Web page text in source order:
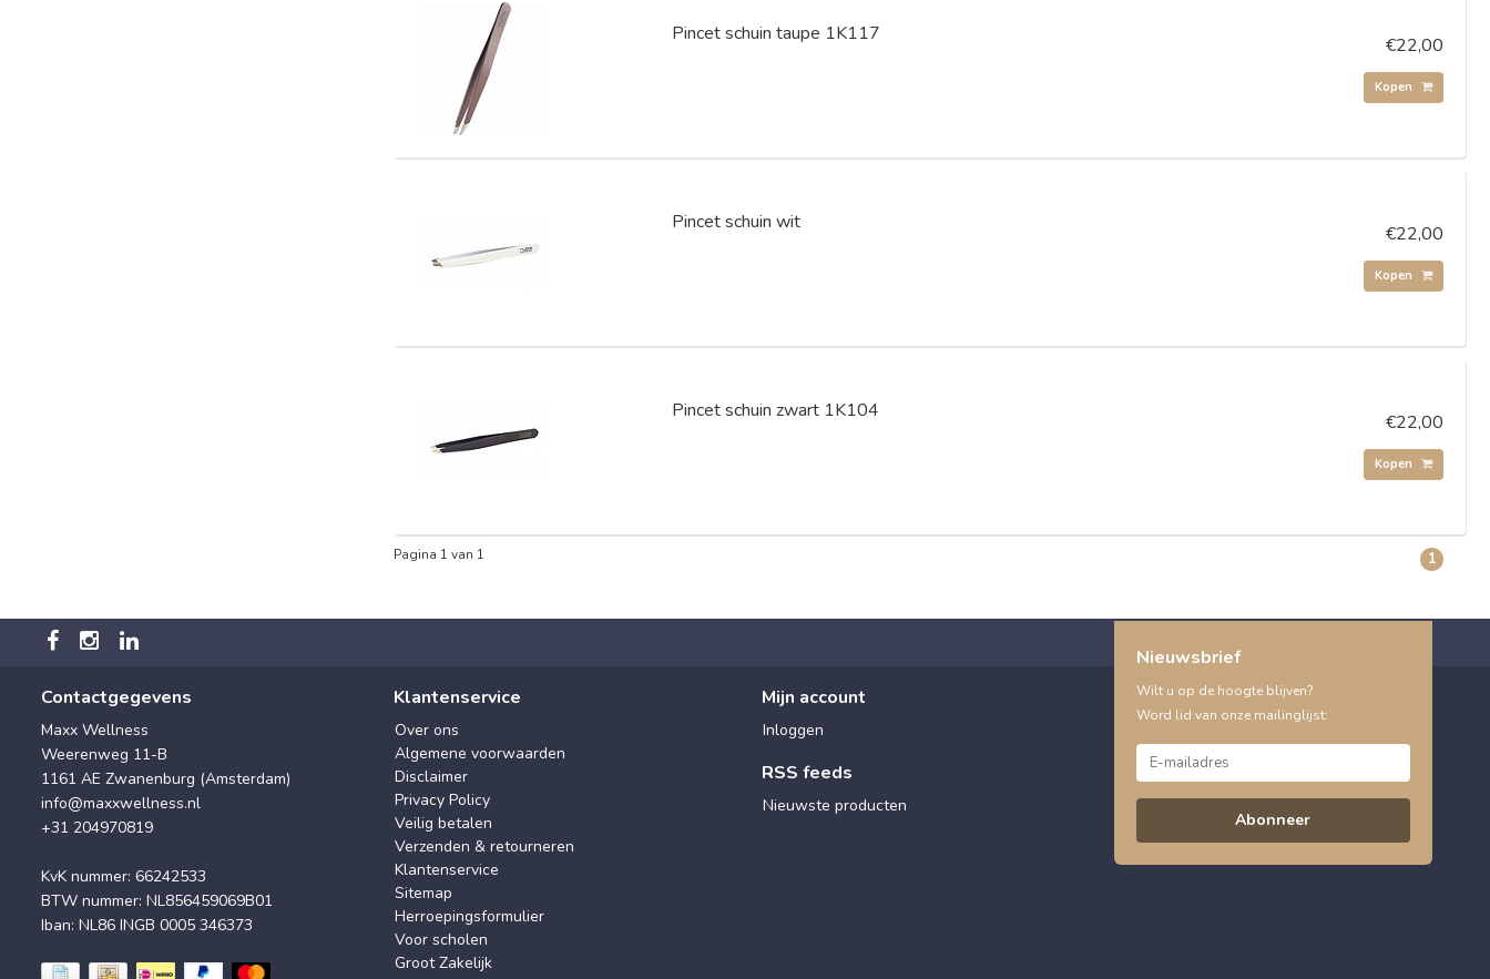
Pincet schuin taupe 1K117 €22,00
Kopen
Pincet schuin wit €22,00
Kopen
Pincet schuin zwart 1K104 €22,00
Kopen
Pagina 1 van 1 1
Contactgegevens
Maxx Wellness
Weerenweg 11-B
1161 AE Zwanenburg (Amsterdam)
info@maxxwellness.nl
+31 204970819
KvK nummer: 66242533
BTW nummer: NL856459069B01
Iban: NL86 INGB 0005 346373
Klantenservice
Over ons
Algemene voorwaarden
Disclaimer
Privacy Policy
Veilig betalen
Verzenden & retourneren
Klantenservice
Sitemap
Herroepingsformulier
Voor scholen
Groot Zakelijk
Mijn account
Inloggen
RSS feeds
Nieuwste producten
Nieuwsbrief
Wilt u op de hoogte blijven?
Word lid van onze mailinglijst:
Abonneer